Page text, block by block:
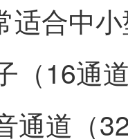
适合中
（16通
通道（